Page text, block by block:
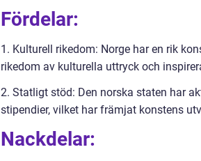
Fördelar:
1. Kulturell rikedom: Norge har en rik
rikedom av kulturella uttryck och
2. Statligt stöd: Den norska staten har
stipendier, vilket har främjat konstens
Nackdelar: